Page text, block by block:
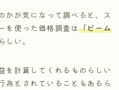
かが気になって調べると、ス
を使った価格調査は「ビーム
い。
を計算してくれるものらしい
為とされていることもあるら